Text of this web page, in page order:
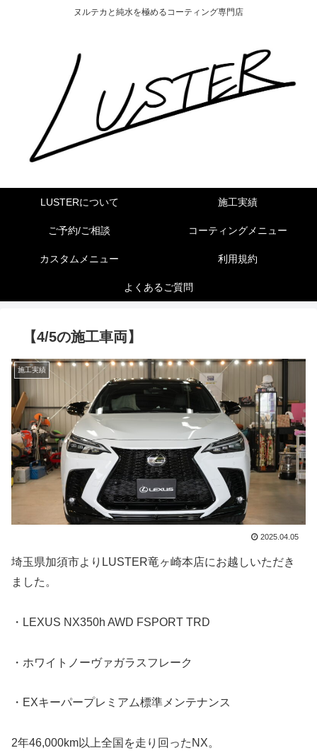
ヌルテカと純水を極めるコーティング専門店
LUSTERについて 施工実績
ご予約/ご相談 コーティングメニュー
カスタムメニュー 利用規約
よくあるご質問
【4/5の施工車両】
施工実績
2025.04.05
埼玉県加須市よりLUSTER竜ヶ崎本店にお越しいただき
ました。
・LEXUS NX350h AWD FSPORT TRD
・ホワイトノーヴァガラスフレーク
・EXキーパープレミアム標準メンテナンス
2年46,000km以上全国を走り回ったNX。